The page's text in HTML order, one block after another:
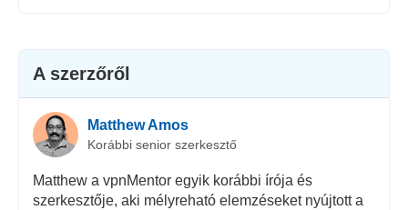
A szerzőről
Matthew Amos
Korábbi senior szerkesztő
Matthew a vpnMentor egyik korábbi írója és
szerkesztője, aki mélyreható elemzéseket nyújtott a